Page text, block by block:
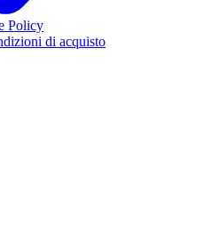
Policy
di acquisto